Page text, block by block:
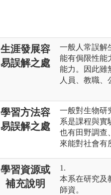
生涯發展容
易誤解之處
一般人常誤解
能有侷限性能
能力。因此雖
人員、教職、
學習方法容
易誤解之處
一般對生物研
系是課程與實
也有田野調查
來能對社會有
學習資源或
補充說明
1.
本系在研究及
師資。